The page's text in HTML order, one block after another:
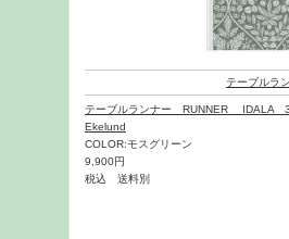
テーブルラ
テーブルランナー RUNNER IDALA
Ekelund
COLOR:モスグリーン
9,900円
税込 送料別